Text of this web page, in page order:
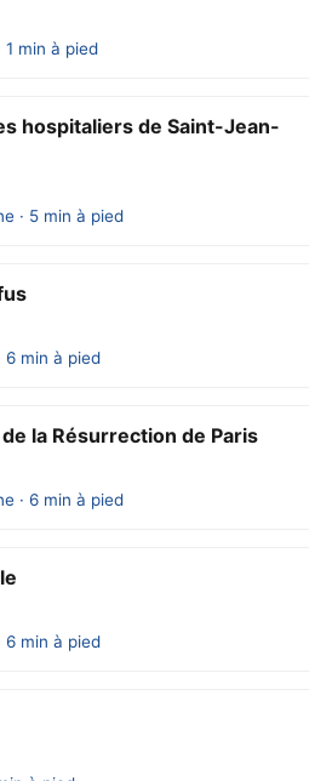
1 min à pied
hospitaliers de Saint-Jean-
· 5 min à pied
6 min à pied
la Résurrection de Paris
· 6 min à pied
6 min à pied